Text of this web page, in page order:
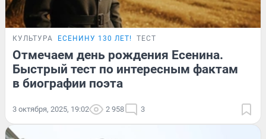
КУЛЬТУРА ЕСЕНИНУ 130 ЛЕТ! ТЕСТ
Отмечаем день рождения Есенина.
Быстрый тест по интересным фактам
в биографии поэта
3 октября, 2025, 19:02 2 958 3